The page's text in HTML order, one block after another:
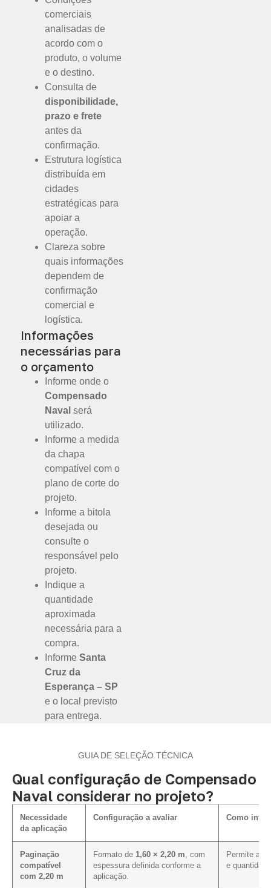
comerciais
analisadas de
acordo com o
produto, o volume
e o destino.
Consulta de
disponibilidade,
prazo e frete
antes da
confirmação.
Estrutura logística
distribuída em
cidades
estratégicas para
apoiar a
operação.
Clareza sobre
quais informações
dependem de
confirmação
comercial e
logística.
Informações
necessárias para
o orçamento
Informe onde o
Compensado
Naval será
utilizado.
Informe a medida
da chapa
compatível com o
plano de corte do
projeto.
Informe a bitola
desejada ou
consulte o
responsável pelo
projeto.
Indique a
quantidade
aproximada
necessária para a
compra.
Informe Santa
Cruz da
Esperança – SP
e o local previsto
para entrega.
GUIA DE SELEÇÃO TÉCNICA
Qual configuração de Compensado
Naval considerar no projeto?
Necessidade
da aplicação
Configuração a avaliar Como
Paginação
compatível
com 2,20 m
Formato de 1,60 × 2,20 m , com
espessura definida conforme a
aplicação.
Permite
e